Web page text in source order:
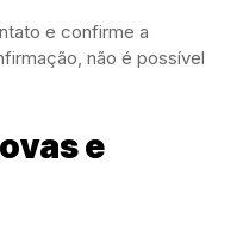
e confirme a
não é possível
e